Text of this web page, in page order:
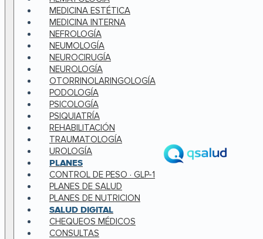
MEDICINA ESTÉTICA
MEDICINA INTERNA
NEFROLOGÍA
NEUMOLOGÍA
NEUROCIRUGÍA
NEUROLOGÍA
OTORRINOLARINGOLOGÍA
PODOLOGÍA
PSICOLOGÍA
PSIQUIATRÍA
REHABILITACIÓN
TRAUMATOLOGÍA
UROLOGÍA
PLANES
CONTROL DE PESO · GLP-1
PLANES DE SALUD
PLANES DE NUTRICION
SALUD DIGITAL
CHEQUEOS MÉDICOS
CONSULTAS